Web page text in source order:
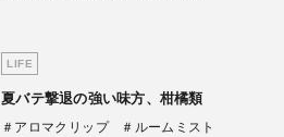
LIFE
夏バテ撃退の強い味方、柑橘類
＃アロマクリップ
＃ルームミスト